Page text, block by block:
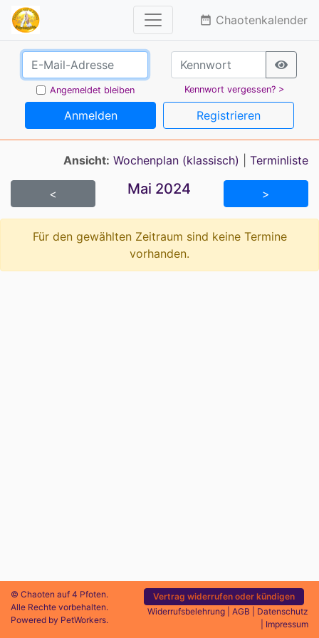
date_range Chaotenkalender
Angemeldet bleiben Kennwort vergessen? >
Anmelden Registrieren
Ansicht: Wochenplan (klassisch) Terminliste
< Mai 2024 >
Für den gewählten Zeitraum sind keine Termine
vorhanden.
© Chaoten auf 4 Pfoten.
Alle Rechte vorbehalten.
Powered by PetWorkers.
Vertrag widerrufen oder kündigen
Widerrufsbelehrung
AGB
Datenschutz
Impressum